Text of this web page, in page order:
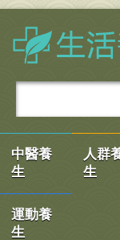
中醫養
生
人群
生
運動養
生